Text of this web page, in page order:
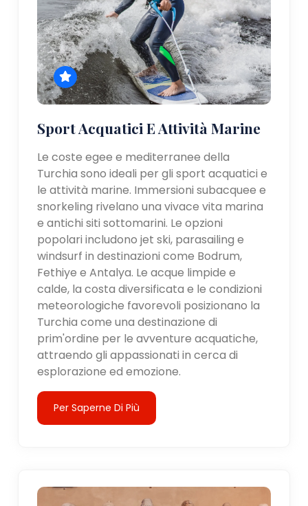
Sport Acquatici E Attività Marine
Le coste egee e mediterranee della
Turchia sono ideali per gli sport acquatici e
le attività marine. Immersioni subacquee e
snorkeling rivelano una vivace vita marina
e antichi siti sottomarini. Le opzioni
popolari includono jet ski, parasailing e
windsurf in destinazioni come Bodrum,
Fethiye e Antalya. Le acque limpide e
calde, la costa diversificata e le condizioni
meteorologiche favorevoli posizionano la
Turchia come una destinazione di
prim'ordine per le avventure acquatiche,
attraendo gli appassionati in cerca di
esplorazione ed emozione.
Per Saperne Di Più